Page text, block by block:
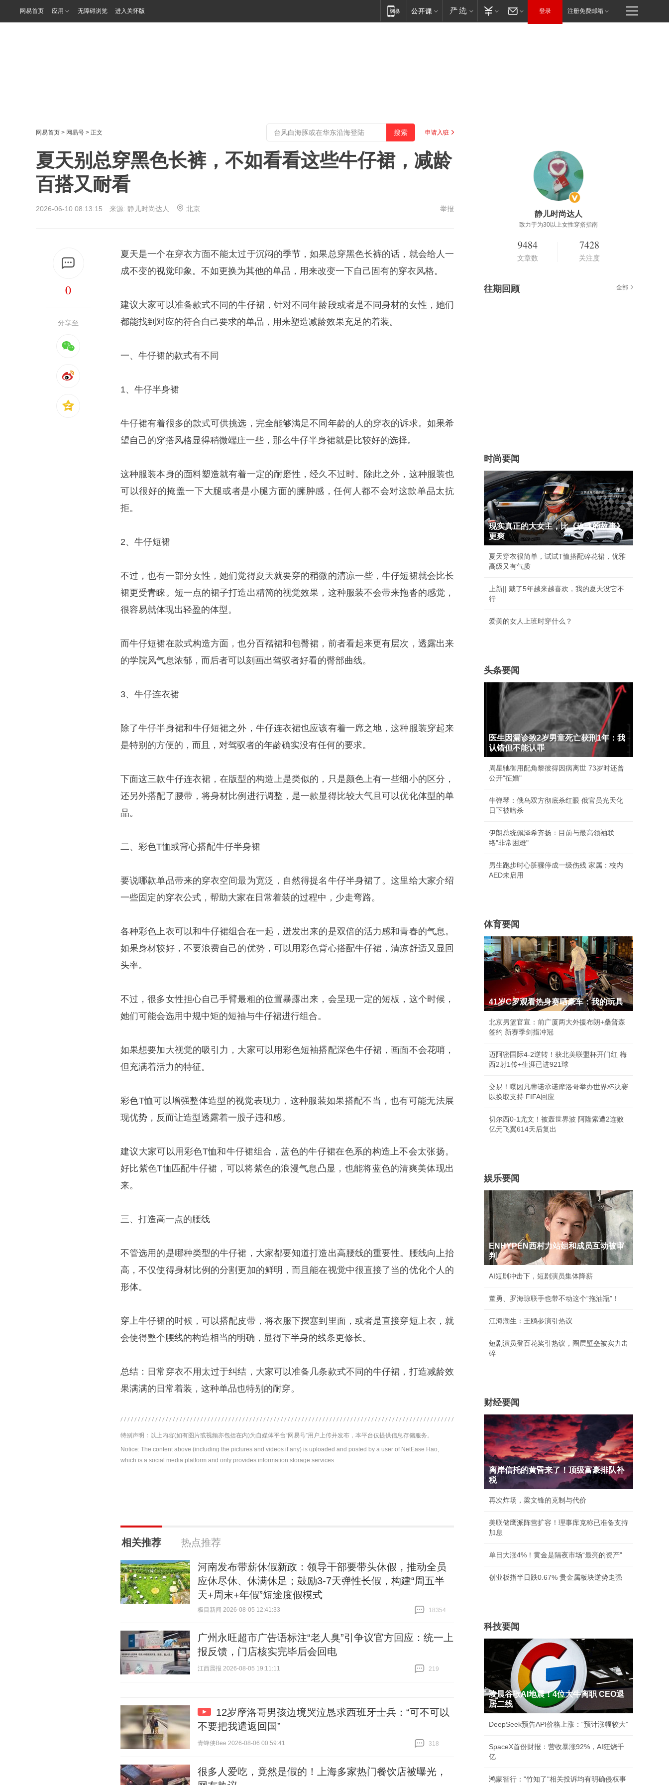
网易首页 应用 无障碍浏览 进入关怀版 登录 注册免费邮箱
网易首页 > 网易号 > 正文 申请入驻
夏天别总穿黑色长裤，不如看看这些牛仔裙，减龄
百搭又耐看
2026-06-10 08:13:15 来源: 静儿时尚达人 北京 举报
0
分享至
夏天是一个在穿衣方面不能太过于沉闷的季节，如果总穿黑色长裤的话，就会给人一
成不变的视觉印象。不如更换为其他的单品，用来改变一下自己固有的穿衣风格。
建议大家可以准备款式不同的牛仔裙，针对不同年龄段或者是不同身材的女性，她们
都能找到对应的符合自己要求的单品，用来塑造减龄效果充足的着装。
一、牛仔裙的款式有不同
1、牛仔半身裙
牛仔裙有着很多的款式可供挑选，完全能够满足不同年龄的人的穿衣的诉求。如果希
望自己的穿搭风格显得稍微端庄一些，那么牛仔半身裙就是比较好的选择。
这种服装本身的面料塑造就有着一定的耐磨性，经久不过时。除此之外，这种服装也
可以很好的掩盖一下大腿或者是小腿方面的臃肿感，任何人都不会对这款单品太抗
拒。
2、牛仔短裙
不过，也有一部分女性，她们觉得夏天就要穿的稍微的清凉一些，牛仔短裙就会比长
裙更受青睐。短一点的裙子打造出精简的视觉效果，这种服装不会带来拖沓的感觉，
很容易就体现出轻盈的体型。
而牛仔短裙在款式构造方面，也分百褶裙和包臀裙，前者看起来更有层次，透露出来
的学院风气息浓郁，而后者可以刻画出驾驭者好看的臀部曲线。
3、牛仔连衣裙
除了牛仔半身裙和牛仔短裙之外，牛仔连衣裙也应该有着一席之地，这种服装穿起来
是特别的方便的，而且，对驾驭者的年龄确实没有任何的要求。
下面这三款牛仔连衣裙，在版型的构造上是类似的，只是颜色上有一些细小的区分，
还另外搭配了腰带，将身材比例进行调整，是一款显得比较大气且可以优化体型的单
品。
二、彩色T恤或背心搭配牛仔半身裙
要说哪款单品带来的穿衣空间最为宽泛，自然得提名牛仔半身裙了。这里给大家介绍
一些固定的穿衣公式，帮助大家在日常着装的过程中，少走弯路。
各种彩色上衣可以和牛仔裙组合在一起，迸发出来的是双倍的活力感和青春的气息。
如果身材较好，不要浪费自己的优势，可以用彩色背心搭配牛仔裙，清凉舒适又显回
头率。
不过，很多女性担心自己手臂最粗的位置暴露出来，会呈现一定的短板，这个时候，
她们可能会选用中规中矩的短袖与牛仔裙进行组合。
如果想要加大视觉的吸引力，大家可以用彩色短袖搭配深色牛仔裙，画面不会花哨，
但充满着活力的特征。
彩色T恤可以增强整体造型的视觉表现力，这种服装如果搭配不当，也有可能无法展
现优势，反而让造型透露着一股子违和感。
建议大家可以用彩色T恤和牛仔裙组合，蓝色的牛仔裙在色系的构造上不会太张扬。
好比紫色T恤匹配牛仔裙，可以将紫色的浪漫气息凸显，也能将蓝色的清爽美体现出
来。
三、打造高一点的腰线
不管选用的是哪种类型的牛仔裙，大家都要知道打造出高腰线的重要性。腰线向上抬
高，不仅使得身材比例的分割更加的鲜明，而且能在视觉中很直接了当的优化个人的
形体。
穿上牛仔裙的时候，可以搭配皮带，将衣服下摆塞到里面，或者是直接穿短上衣，就
会使得整个腰线的构造相当的明确，显得下半身的线条更修长。
总结：日常穿衣不用太过于纠结，大家可以准备几条款式不同的牛仔裙，打造减龄效
果满满的日常着装，这种单品也特别的耐穿。
特别声明：以上内容(如有图片或视频亦包括在内)为自媒体平台“网易号”用户上传并发布，本平台仅提供信息存储服务。
Notice: The content above (including the pictures and videos if any) is uploaded and posted by a user of NetEase Hao,
which is a social media platform and only provides information storage services.
相关推荐 热点推荐
河南发布带薪休假新政：领导干部要带头休假，推动全员
应休尽休、休满休足；鼓励3-7天弹性长假，构建“周五半
天+周末+年假”短途度假模式
极目新闻 2026-08-05 12:41:33
18354
广州永旺超市广告语标注“老人臭”引争议官方回应：统一上
报反馈，门店核实完毕后会回电
江西晨报 2026-08-05 19:11:11
219
12岁摩洛哥男孩边境哭泣恳求西班牙士兵：“可不可以
不要把我遣返回国”
青蜂侠Bee 2026-08-06 00:59:41
318
很多人爱吃，竟然是假的！上海多家热门餐饮店被曝光，
静儿时尚达人
致力于为30以上女性穿搭指南
9484
文章数
7428
关注度
往期回顾 全部
时尚要闻
现实真正的大女主，比《玫瑰的故事》
更爽
夏天穿衣很简单，试试T恤搭配碎花裙，优雅
高级又有气质
上新|| 戴了5年越来越喜欢，我的夏天没它不
行
爱美的女人上班时穿什么？
头条要闻
医生因漏诊致2岁男童死亡获刑1年：我
认错但不能认罪
周星驰御用配角黎彼得因病离世 73岁时还曾
公开"征婚"
牛弹琴：俄乌双方彻底杀红眼 俄官员光天化
日下被暗杀
伊朗总统佩泽希齐扬：目前与最高领袖联
络"非常困难"
男生跑步时心脏骤停成一级伤残 家属：校内
AED未启用
体育要闻
41岁C罗观看热身赛晒豪车：我的玩具
北京男篮官宣：前广厦两大外援布朗+桑普森
签约 新赛季剑指冲冠
迈阿密国际4-2逆转！获北美联盟杯开门红 梅
西2射1传+生涯已进921球
交易！曝因凡蒂诺承诺摩洛哥举办世界杯决赛
以换取支持 FIFA回应
切尔西0-1尤文！被轰世界波 阿隆索遭2连败
亿元飞翼614天后复出
娱乐要闻
ENHYPEN西村力站姐和成员互动被审
判
AI短剧冲击下，短剧演员集体降薪
董勇、罗海琼联手也带不动这个“拖油瓶”！
江海潮生：王鸥参演引热议
短剧演员登百花奖引热议，圈层壁垒被实力击
碎
财经要闻
离岸信托的黄昏来了！顶级富豪排队补
税
再次炸场，梁文锋的克制与代价
美联储鹰派阵营扩容！理事库克称已准备支持
加息
单日大涨4%！黄金是隔夜市场“最亮的资产”
创业板指半日跌0.67% 贵金属板块逆势走强
科技要闻
凌晨谷歌AI地震！4位大牛离职 CEO退
居二线
DeepSeek预告API价格上涨：“预计涨幅较大”
SpaceX首份财报：营收暴涨92%，AI狂烧千
亿
鸿蒙智行："竹知了"相关投诉均有明确侵权事